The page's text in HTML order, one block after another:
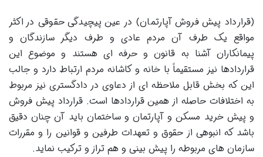
(قرارداد پیش فروش آپارتمان) در عین پیچیدگی حقوقی در اکثر
مواقع یک طرف آن مردم عادی و طرف دیگر سازندگان و
پیمانکاران آشنا به قانون و حرفه ای هستند و موضوع این
قراردادها نیز مستقیماً با خانه و کاشانه مردم ارتباط دارد و جالب
این که بخش قابل ملاحظه ای از دعاوی در دادگستری نیز مربوط
به اختلافات حاصله از همین قراردادها است. قرارداد پیش فروش
و پیش خرید مسکن و آپارتمان و ساختمان باید آن چنان دقیق
باشد که انبوهی از حقوق و تعهدات طرفین و قوانین را و مقررات
سازمان های مربوطه را پیش بینی و هم تراز و ترکیب نماید.